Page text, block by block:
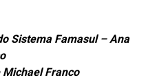
Sistema Famasul – Ana
Michael Franco